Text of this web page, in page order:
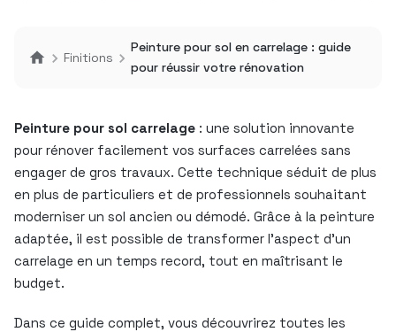
Finitions
Peinture pour sol en carrelage : guide
pour réussir votre rénovation
Peinture pour sol carrelage : une solution innovante
pour rénover facilement vos surfaces carrelées sans
engager de gros travaux. Cette technique séduit de plus
en plus de particuliers et de professionnels souhaitant
moderniser un sol ancien ou démodé. Grâce à la peinture
adaptée, il est possible de transformer l’aspect d’un
carrelage en un temps record, tout en maîtrisant le
budget.
Dans ce guide complet, vous découvrirez toutes les